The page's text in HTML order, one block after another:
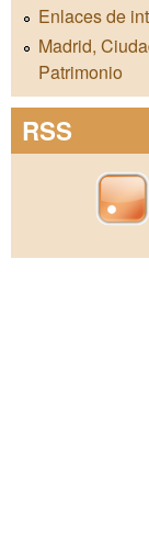
Enlaces de
Madrid,
Patrimonio
RSS